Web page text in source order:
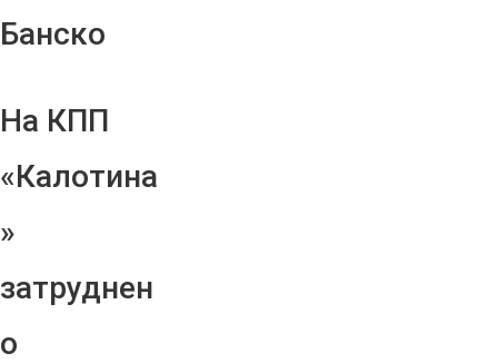
Банско
На КПП
«Калотина
»
затруднен
о